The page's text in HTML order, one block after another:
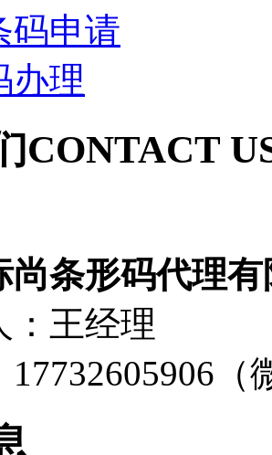
码申请
办理
CONTACT
尚条形码代理
：王经理
17732605906（